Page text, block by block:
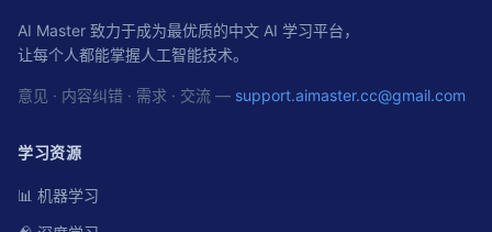
AI Master 致力于成为最优质的中文 AI 学习平台，
让每个人都能掌握人工智能技术。
意见 · 内容纠错 · 需求 · 交流 — support.aimaster.cc@gmail.com
学习资源
📊 机器学习